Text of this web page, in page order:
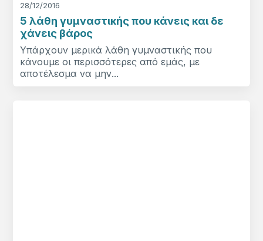
28/12/2016
5 λάθη γυμναστικής που κάνεις και δε
χάνεις βάρος
Υπάρχουν μερικά λάθη γυμναστικής που
κάνουμε οι περισσότερες από εμάς, με
αποτέλεσμα να μην...